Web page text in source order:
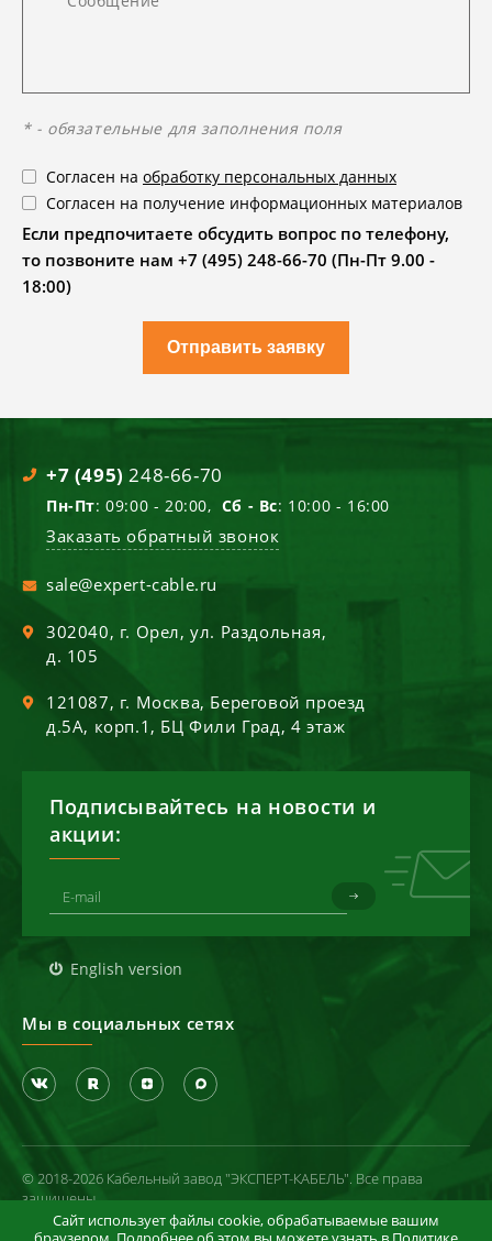
* - обязательные для заполнения поля
Согласен на обработку персональных данных
Согласен на получение информационных материалов
Если предпочитаете обсудить вопрос по телефону,
то позвоните нам +7 (495) 248-66-70 (Пн-Пт 9.00 -
18:00)
Отправить заявку
+7 (495) 248-66-70
Пн-Пт: 09:00 - 20:00, Сб - Вс: 10:00 - 16:00
Заказать обратный звонок
sale@expert-cable.ru
302040, г. Орел,ул. Раздольная,
д. 105
121087, г. Москва, Береговой проезд
д.5А, корп.1, БЦ Фили Град, 4 этаж
Подписывайтесь на новости и
акции:
English version
Мы в социальных сетях
© 2018-2026 Кабельный завод "ЭКСПЕРТ-КАБЕЛЬ". Все права
защищены
Политика конфиденциальности
Сайт использует файлы cookie, обрабатываемые вашим